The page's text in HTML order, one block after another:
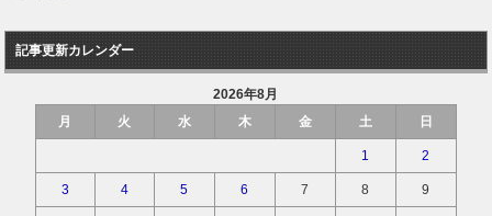
記事更新カレンダー
2026年8月
月
火 水 木 金 土 日
1 2
3 4 5 6 7 8 9